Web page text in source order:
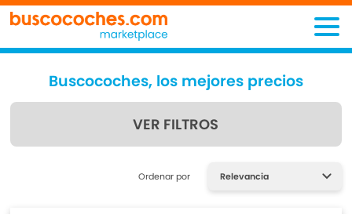
Buscocoches, los mejores precios
VER FILTROS
Encuentra lo que estás
Ordenar por